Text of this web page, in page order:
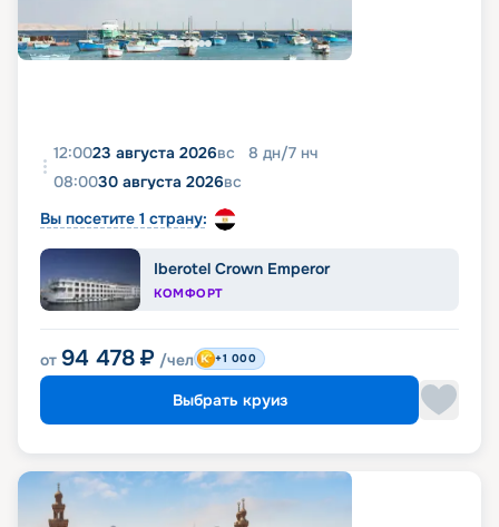
12:0023 августа 2026вс 8 дн/7 нч
08:0030 августа 2026вс
Вы посетите 1 страну:
Iberotel Crown Emperor
КОМФОРТ
от 94 478 ₽ /чел +1 000
Выбрать круиз